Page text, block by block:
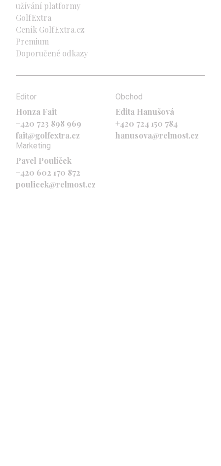
užívání platformy
GolfExtra
Ceník GolfExtra.cz
Premium
Doporučené odkazy
Editor
Honza Fait
+420 723 898 969
fait@golfextra.cz
Obchod
Edita Hanušová
+420 724 150 784
hanusova@relmost.cz
Marketing
Pavel Poulíček
+420 602 170 872
poulicek@relmost.cz